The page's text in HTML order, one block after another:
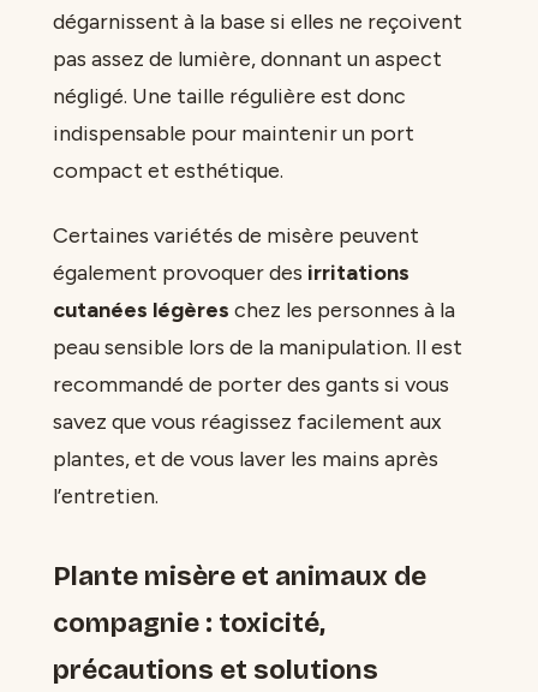
dégarnissent à la base si elles ne reçoivent
pas assez de lumière, donnant un aspect
négligé. Une taille régulière est donc
indispensable pour maintenir un port
compact et esthétique.
Certaines variétés de misère peuvent
également provoquer des irritations
cutanées légères chez les personnes à la
peau sensible lors de la manipulation. Il est
recommandé de porter des gants si vous
savez que vous réagissez facilement aux
plantes, et de vous laver les mains après
l’entretien.
Plante misère et animaux de
compagnie : toxicité,
précautions et solutions